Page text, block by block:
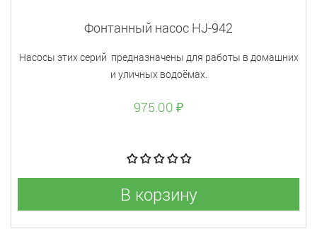
Фонтанный насос HJ-942
Насосы этих серий предназначены для работы в домашних
и уличных водоёмах.
975.00 ₽
В корзину